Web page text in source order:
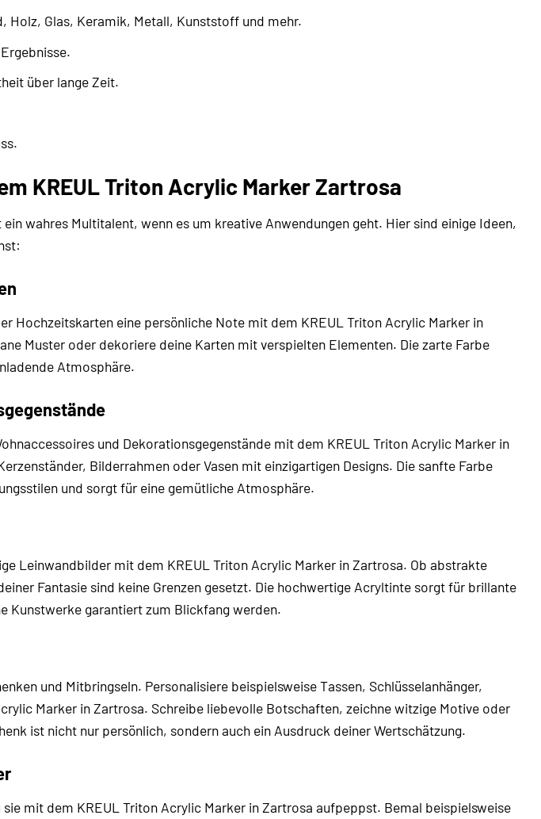
Holz, Glas, Keramik, Metall, Kunststoff und mehr.
über lange Zeit.
KREUL Triton Acrylic Marker Zartrosa
wahres Multitalent, wenn es um kreative Anwendungen geht. Hier sind einige Ideen,
Hochzeitskarten eine persönliche Note mit dem KREUL Triton Acrylic Marker in
Muster oder dekoriere deine Karten mit verspielten Elementen. Die zarte Farbe
Atmosphäre.
und Dekorationsgegenstände mit dem KREUL Triton Acrylic Marker in
Bilderrahmen oder Vasen mit einzigartigen Designs. Die sanfte Farbe
und sorgt für eine gemütliche Atmosphäre.
Leinwandbilder mit dem KREUL Triton Acrylic Marker in Zartrosa. Ob abstrakte
Fantasie sind keine Grenzen gesetzt. Die hochwertige Acryltinte sorgt für brillante
Kunstwerke garantiert zum Blickfang werden.
und Mitbringseln. Personalisiere beispielsweise Tassen, Schlüsselanhänger,
Marker in Zartrosa. Schreibe liebevolle Botschaften, zeichne witzige Motive oder
ist nicht nur persönlich, sondern auch ein Ausdruck deiner Wertschätzung.
mit dem KREUL Triton Acrylic Marker in Zartrosa aufpeppst. Bemal beispielsweise